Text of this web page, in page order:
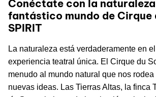
Conéctate con la naturaleza
fantástico mundo de Cirque
SPIRIT
La naturaleza está verdaderamente en
experiencia teatral única. El Cirque du
menudo al mundo natural que nos
nuevas ideas. Las Tierras Altas, la finca